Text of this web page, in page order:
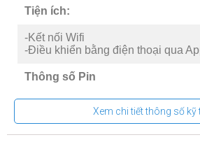
Tiện ích:
-Kết nối Wifi
-Điều khiển bằng điện thoại qua
Thông số Pin
Loại Pin: Lithium-ion
Xem chi tiết thông số kỹ